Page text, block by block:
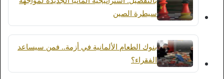
سيطرة الصين
بنوك الطعام الألمانية في أزمة.. فمن سيساعد
الفقراء؟